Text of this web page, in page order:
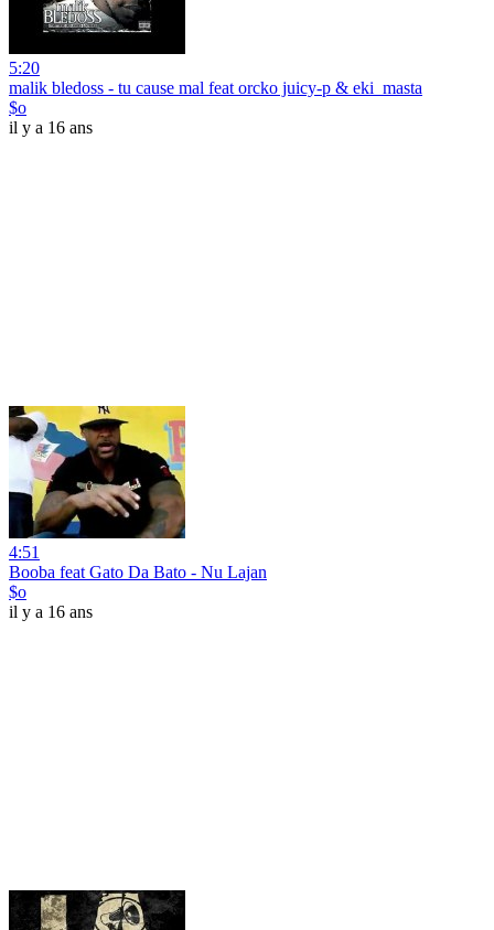
5:20
malik bledoss - tu cause mal feat orcko juicy-p & eki_masta
$o
il y a 16 ans
4:51
Booba feat Gato Da Bato - Nu Lajan
$o
il y a 16 ans